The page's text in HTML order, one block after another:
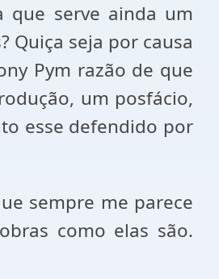
serve ainda um
Quiça seja por causa
Pym razão de que
um posfácio,
esse defendido por
sempre me parece
como elas são.